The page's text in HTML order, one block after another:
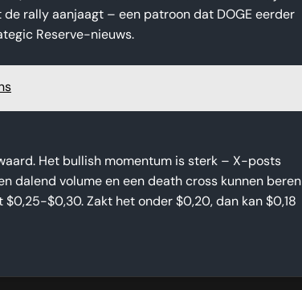
rally aanjaagt – een patroon dat DOGE eerder
Reserve-nieuws.
Het bullish momentum is sterk – X-posts
dalend volume en een death cross kunnen beren
$0,25-$0,30. Zakt het onder $0,20, dan kan $0,18